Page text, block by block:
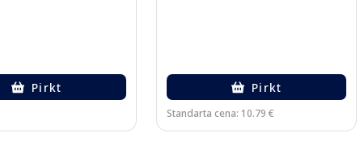
Pirkt Pirkt
Standarta cena: 10.79 €